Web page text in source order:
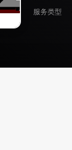
服务类型